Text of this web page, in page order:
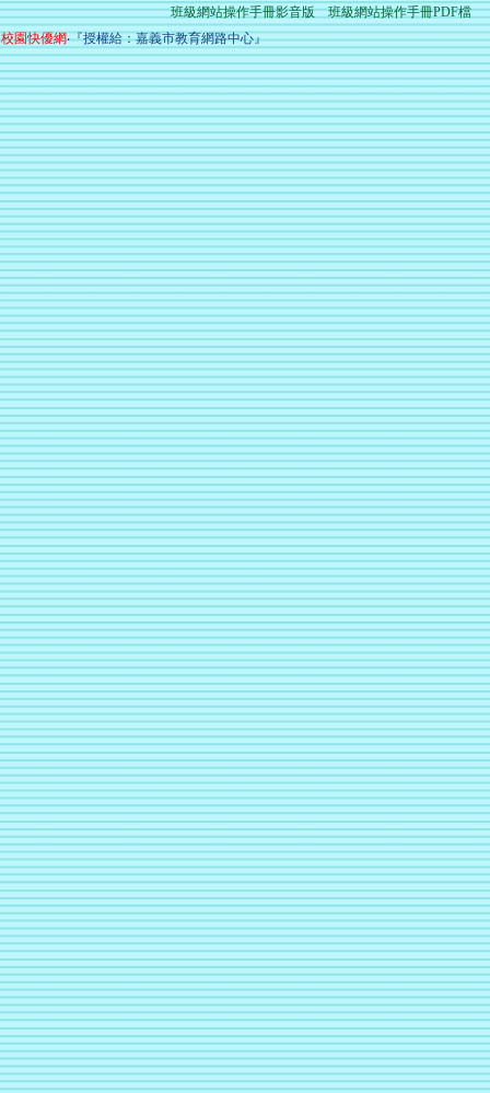
班級網站操作手冊影音版
班級網站操作手冊PDF檔
校園快優網‧『授權給：嘉義市教育網路中心』